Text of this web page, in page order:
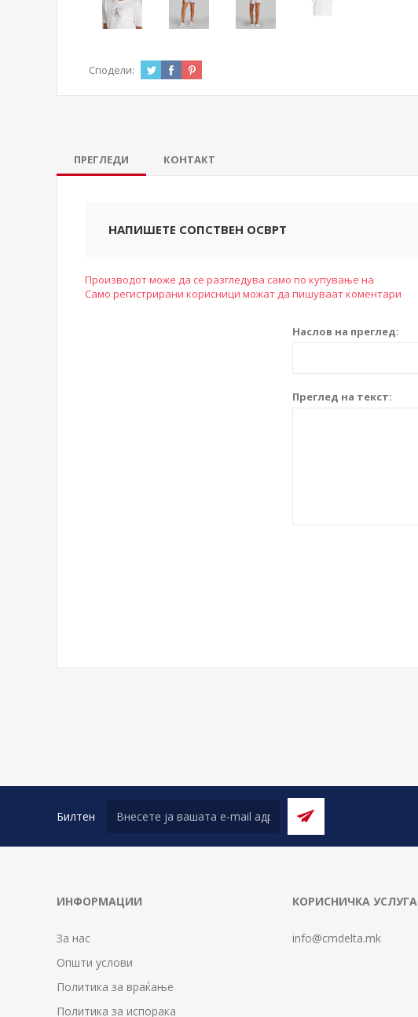
Сподели:
ПРЕГЛЕДИ КОНТАКТ
НАПИШЕТЕ СОПСТВЕН ОСВРТ
Производот може да се разгледува само по купување на
Само регистрирани корисници можат да пишуваат коментари
Наслов на преглед:
Преглед на текст:
Билтен
ИНФОРМАЦИИ
За нас
Општи услови
Политика за враќање
Политика за испорака
КОРИСНИЧКА УСЛУГА
info@cmdelta.mk